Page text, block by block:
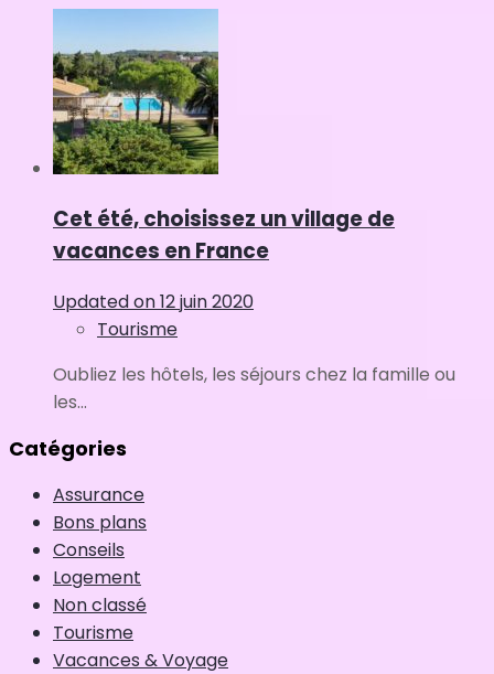
Cet été, choisissez un village de
vacances en France
Updated on12 juin 2020
Tourisme
Oubliez les hôtels, les séjours chez la famille ou
les...
Catégories
Assurance
Bons plans
Conseils
Logement
Non classé
Tourisme
Vacances & Voyage